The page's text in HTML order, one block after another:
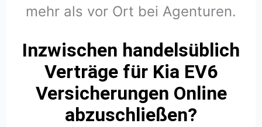
mehr als vor Ort bei Agenturen.
Inzwischen handelsüblich
Verträge für Kia EV6
Versicherungen Online
abzuschließen?